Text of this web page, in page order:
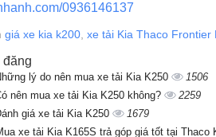
0936146137
giá xe kia k200, xe tải Kia Thaco Frontier
lý do nên mua xe tải Kia K250
1506
nên mua xe tải Kia K250 không?
2259
giá xe tải Kia K250
1679
xe tải Kia K165S trả góp giá tốt tại Thaco